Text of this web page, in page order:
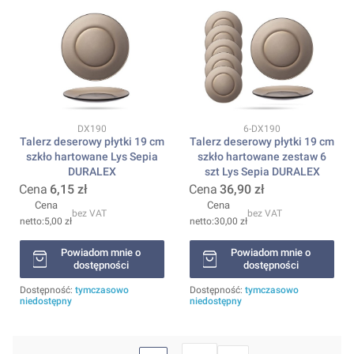
Kod produktu
DX190
Talerz deserowy płytki 19 cm
szkło hartowane Lys Sepia
DURALEX
Cena 6,15 zł
Cena
5,00 zł
bez VAT
Powiadom mnie o
dostępności
Dostępność: tymczasowo
niedostępny
Kod produktu
6-DX190
Talerz deserowy płytki 19 cm
szkło hartowane zestaw 6
szt Lys Sepia DURALEX
Cena 36,90 zł
Cena
30,00 zł
bez VAT
Powiadom mnie o
dostępności
Dostępność: tymczasowo
niedostępny